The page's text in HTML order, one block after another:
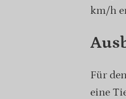
km/h
Für
eine